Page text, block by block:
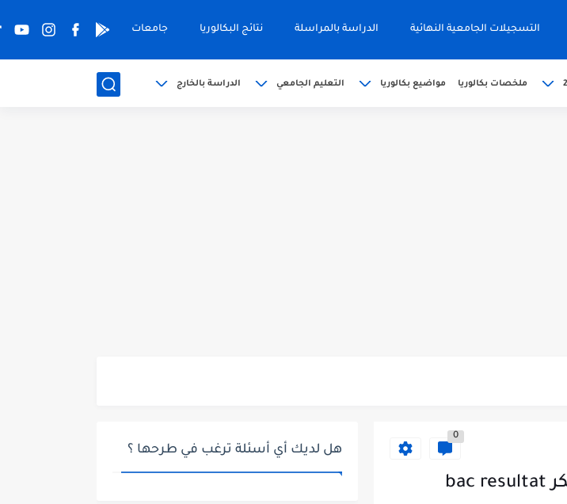
التسجيلات الجامعية النهائية الدراسة بالمراسلة نتائج البكالوريا جامعات
ملخصات بكالوريا مواضيع بكالوريا التعليم الجامعي الدراسة بالخارج
0
نتائج وكشوف نقاط شهادة بكالوريا ولاية معسكر bac resultat
هل لديك أي أسئلة ترغب في طرحها ؟